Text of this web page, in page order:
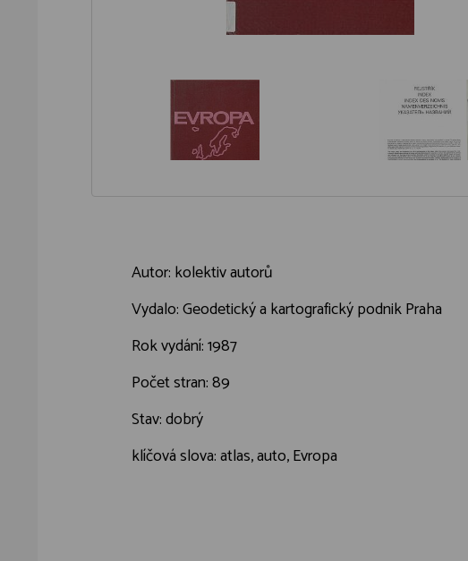
Autor: kolektiv autorů
Vydalo: Geodetický a kartografický podnik Praha
Rok vydání: 1987
Počet stran: 89
Stav: dobrý
klíčová slova: atlas, auto, Evropa